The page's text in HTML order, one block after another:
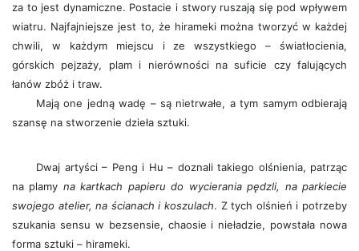
za to jest dynamiczne. Postacie i stwory ruszają się pod wpływem
wiatru. Najfajniejsze jest to, że hirameki można tworzyć w każdej
chwili, w każdym miejscu i ze wszystkiego – światłocienia,
górskich pejzaży, plam i nierówności na suficie czy falujących
łanów zbóż i traw.
Mają one jedną wadę – są nietrwałe, a tym samym odbierają
szansę na stworzenie dzieła sztuki.
Dwaj artyści – Peng i Hu – doznali takiego olśnienia, patrząc
na plamy na kartkach papieru do wycierania pędzli, na parkiecie
swojego atelier, na ścianach i koszulach. Z tych olśnień i potrzeby
szukania sensu w bezsensie, chaosie i nieładzie, powstała nowa
forma sztuki – hirameki.